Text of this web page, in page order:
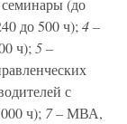
(до
до 500 ч);4 –
ч);5 –
с
ч); 7 –МВА,